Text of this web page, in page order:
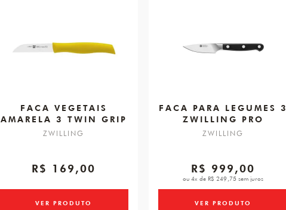
FACA VEGETAIS
AMARELA 3 TWIN GRIP
ZWILLING
R$ 169,00
VER PRODUTO
FACA PARA LEGUMES 3
ZWILLING PRO
ZWILLING
R$ 999,00
ou 4x de R$ 249,75 sem juros
VER PRODUTO